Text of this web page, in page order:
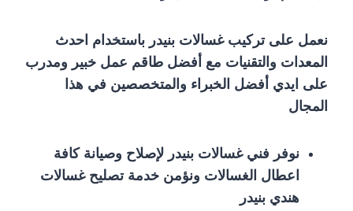
نعمل على تركيب غسالات بنيدر باستخدام احدث
المعدات والتقنيات مع أفضل طاقم عمل خبير ومدرب
على ايدي أفضل الخبراء والمتخصصين في هذا
المجال
نوفر فني غسالات بنيدر لإصلاح وصيانة كافة
اعطال الغسالات ونؤمن خدمة تصليح غسالات
هندي بنيدر